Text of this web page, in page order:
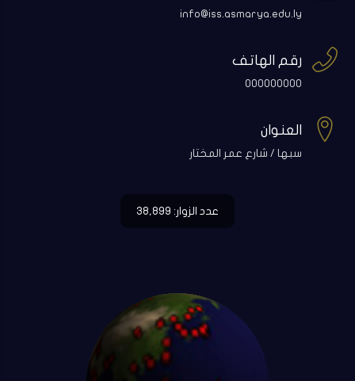
info@iss.asmarya.edu.ly
 رقم الهاتف
000000000
 العنوان
سبها / شارع عمر المختار
عدد الزوار: 38,899